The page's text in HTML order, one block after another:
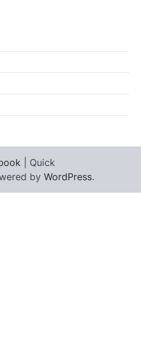
| Quick
by WordPress.